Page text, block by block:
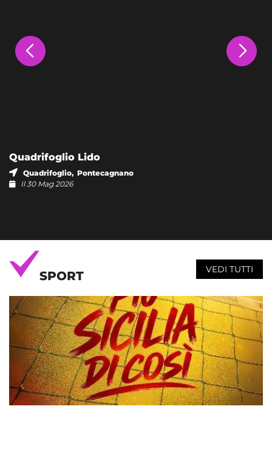
Quadrifoglio Lido
Quadrifoglio, Pontecagnano
Il 30 Mag 2026
SPORT VEDI TUTTI